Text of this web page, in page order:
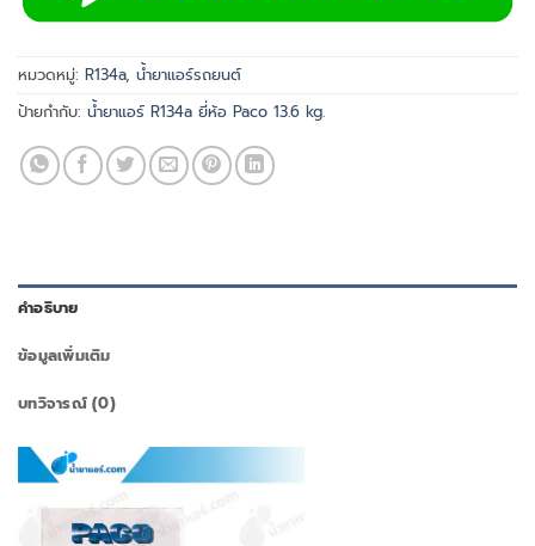
หมวดหมู่: R134a, น้ำยาแอร์รถยนต์
ป้ายกำกับ: น้ำยาแอร์ R134a ยี่ห้อ Paco 13.6 kg.
คำอธิบาย
ข้อมูลเพิ่มเติม
บทวิจารณ์ (0)